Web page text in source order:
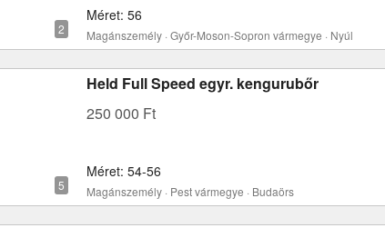
Méret: 56
Magánszemély · Győr-Moson-Sopron vármegye · Nyúl
Held Full Speed egyr. kengurubőr
250 000 Ft
Méret: 54-56
Magánszemély · Pest vármegye · Budaörs